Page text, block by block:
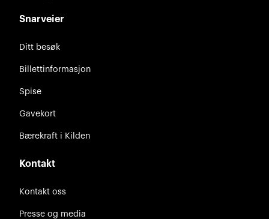
Snarveier
Ditt besøk
Billettinformasjon
Spise
Gavekort
Bærekraft i Kilden
Kontakt
Kontakt oss
Presse og media